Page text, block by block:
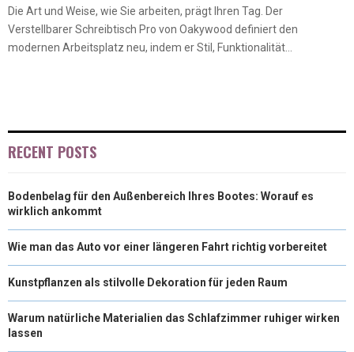
Die Art und Weise, wie Sie arbeiten, prägt Ihren Tag. Der
Verstellbarer Schreibtisch Pro von Oakywood definiert den
modernen Arbeitsplatz neu, indem er Stil, Funktionalität...
RECENT POSTS
Bodenbelag für den Außenbereich Ihres Bootes: Worauf es
wirklich ankommt
Wie man das Auto vor einer längeren Fahrt richtig vorbereitet
Kunstpflanzen als stilvolle Dekoration für jeden Raum
Warum natürliche Materialien das Schlafzimmer ruhiger wirken
lassen